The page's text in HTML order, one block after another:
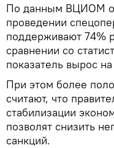
По данным ВЦИОМ
проведении
поддерживают 74%
сравнении со
показатель вырос
При этом более
считают, что
стабилизации
позволят снизить
санкций.